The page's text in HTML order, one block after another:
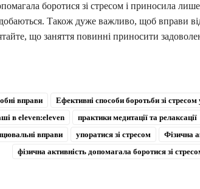
боротися зі стресом і приносила
Також дуже важливо, щоб вправи
що заняття повинні приносити
вправи
Ефективні способи боротьби зі
в eleven:eleven
практики медитації та релаксації
вправи
упоратися зі стресом
Фізична
фізична активність допомагала боротися зі